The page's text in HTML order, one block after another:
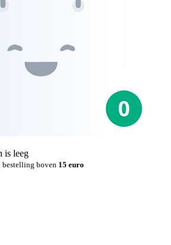
is leeg
bestelling boven 15 euro